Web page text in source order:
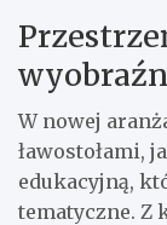
W nowej
ławostołami,
edukacyjną,
tematyczne. Z